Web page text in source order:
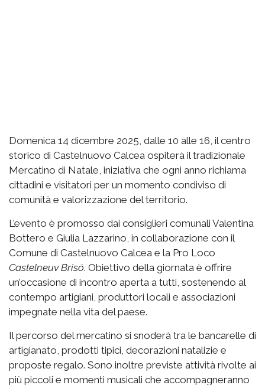
Domenica 14 dicembre 2025, dalle 10 alle 16, il centro
storico di Castelnuovo Calcea ospiterà il tradizionale
Mercatino di Natale, iniziativa che ogni anno richiama
cittadini e visitatori per un momento condiviso di
comunità e valorizzazione del territorio.
L’evento è promosso dai consiglieri comunali Valentina
Bottero e Giulia Lazzarino, in collaborazione con il
Comune di Castelnuovo Calcea e la Pro Loco
Castelneuv Brisó. Obiettivo della giornata è offrire
un’occasione di incontro aperta a tutti, sostenendo al
contempo artigiani, produttori locali e associazioni
impegnate nella vita del paese.
Il percorso del mercatino si snoderà tra le bancarelle di
artigianato, prodotti tipici, decorazioni natalizie e
proposte regalo. Sono inoltre previste attività rivolte ai
più piccoli e momenti musicali che accompagneranno